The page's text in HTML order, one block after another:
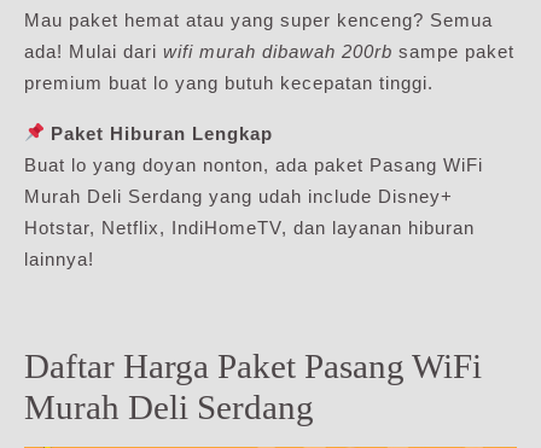
Mau paket hemat atau yang super kenceng? Semua
ada! Mulai dari wifi murah dibawah 200rb sampe paket
premium buat lo yang butuh kecepatan tinggi.
Paket Hiburan Lengkap
Buat lo yang doyan nonton, ada paket Pasang WiFi
Murah Deli Serdang yang udah include Disney+
Hotstar, Netflix, IndiHomeTV, dan layanan hiburan
lainnya!
Daftar Harga Paket Pasang WiFi
Murah Deli Serdang